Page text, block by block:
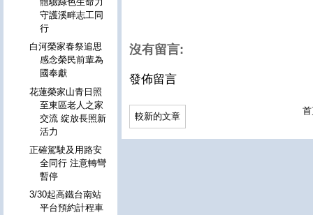
沒有留言:
發佈留言
較新的文章
守護溪畔志工同
行
白河榮家春祭追思
感念榮民前輩為
國奉獻
花蓮榮家山青日照
至東區老人之家
交流 綻放長照新
活力
正確駕駛及用路安
全同行 注意轉彎
暫停
3/30起高鐵台南站
平台預約計程車